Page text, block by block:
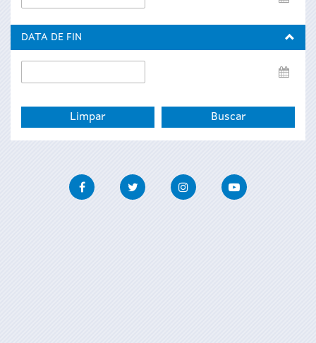
de
DATA DE FIN
de
FacebookTwitter InstagramYoutube